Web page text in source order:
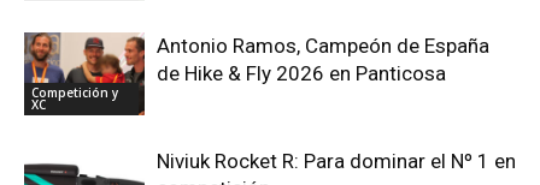
Competición y
XC
Antonio Ramos, Campeón de España
de Hike & Fly 2026 en Panticosa
Niviuk Rocket R: Para dominar el Nº 1 en